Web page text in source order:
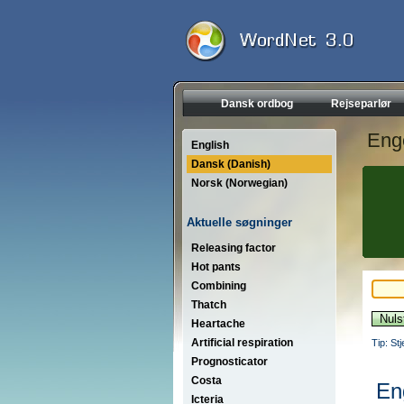
Dansk ordbog Rejseparlør
English
Dansk (Danish)
Norsk (Norwegian)
Aktuelle søgninger
Releasing factor
Hot pants
Combining
Thatch
Heartache
Artificial respiration
Prognosticator
Costa
Icteria
Tip: